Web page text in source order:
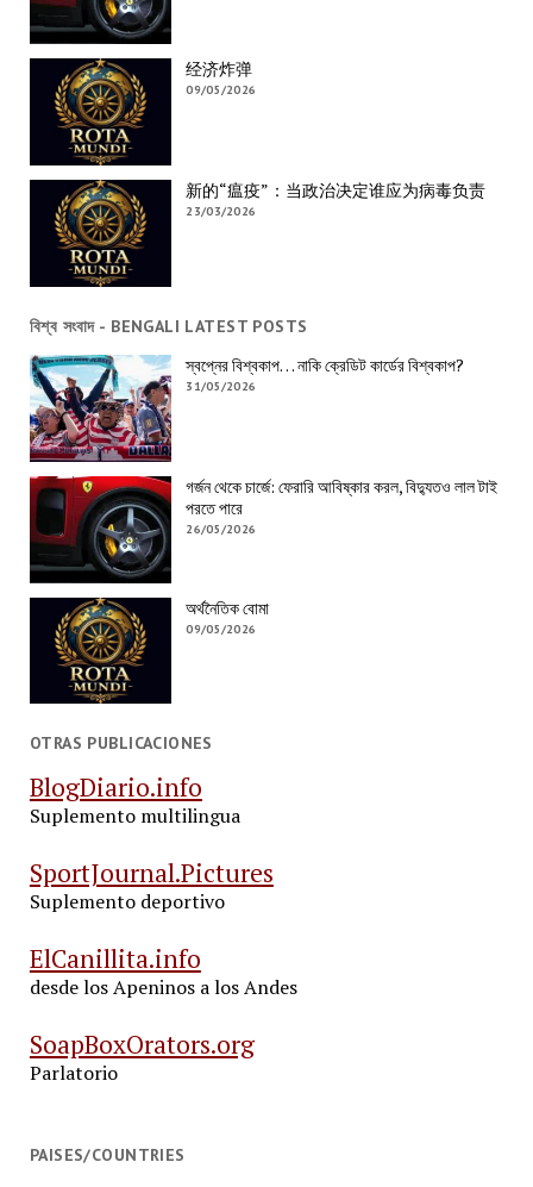
经济炸弹
09/05/2026
新的“瘟疫”：当政治决定谁应为病毒负责
23/03/2026
বিশ্ব সংবাদ - BENGALI LATEST POSTS
স্বপ্নের বিশ্বকাপ… নাকি ক্রেডিট কার্ডের বিশ্বকাপ?
31/05/2026
গর্জন থেকে চার্জে: ফেরারি আবিষ্কার করল, বিদ্যুতও লাল টাই
পরতে পারে
26/05/2026
অর্থনৈতিক বোমা
09/05/2026
OTRAS PUBLICACIONES
BlogDiario.info
Suplemento multilingua
SportJournal.Pictures
Suplemento deportivo
ElCanillita.info
desde los Apeninos a los Andes
SoapBoxOrators.org
Parlatorio
PAISES/COUNTRIES